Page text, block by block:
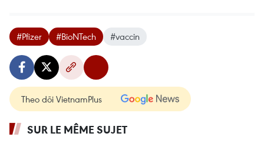
#Pfizer #BioNTech #vaccin
Theo dõi VietnamPlus
SUR LE MÊME SUJET